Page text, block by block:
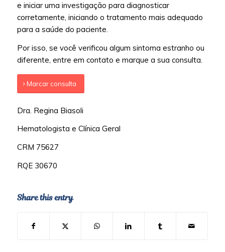
e iniciar uma investigação para diagnosticar
corretamente, iniciando o tratamento mais adequado
para a saúde do paciente.
Por isso, se você verificou algum sintoma estranho ou
diferente, entre em contato e marque a sua consulta.
Marcar consulta
Dra. Regina Biasoli
Hematologista e Clínica Geral
CRM 75627
RQE 30670
Share this entry